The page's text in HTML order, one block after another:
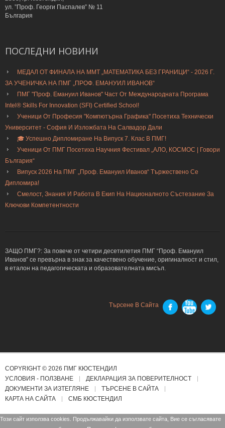
ул. ”Проф. Георги Паспалев” № 11
България
ПОСЛЕДНИ НОВИНИ
МЕДАЛ ОТ ФИНАЛА НА ММТ „МАТЕМАТИКА БЕЗ ГРАНИЦИ“ - 2026 Г.
ЗА УЧЕНИЧКА НА ПМГ „ПРОФ. ЕМАНУИЛ ИВАНОВ“
ПМГ "Проф. Емануил Иванов" Част От Международната Програма
Intel® Skills For Innovation (SFI) Certified School!
Ученици От Професия "Компютърна Графика" Посетиха Технически
Университет - София И Изложбата На Салвадор Дали
🎓 Успешно Дипломиране На Випуск 7. Клас В ПМГ!
Ученици От ПМГ Посетиха Научния Фестивал „АЛО, КОСМОС | Говори
България“
Випуск 2026 На ПМГ „Проф. Емануил Иванов“ Тържествено Се
Дипломира!
Смелост, Знания И Работа В Екип На Националното Състезание За
Ключови Компетентности
ЗАЩО ПМГ?: За повече от четири десетилетия ПМГ “Проф. Емануил
Иванов” се превърна в знак за качествено обучение, оригиналност и стил,
в еталон на педагогическата и образователната мисъл.
Търсене В Сайта
COPYRIGHT © 2026 ПМГ КЮСТЕНДИЛ
УСЛОВИЯ - ПОЛЗВАНЕ
ДЕКЛАРАЦИЯ ЗА ПОВЕРИТЕЛНОСТ
ДОКУМЕНТИ ЗА ИЗТЕГЛЯНЕ
ТЪРСЕНЕ В САЙТА
КАРТА НА САЙТА
СМБ КЮСТЕНДИЛ
Този сайт използва cookies. Продължавайки да използвате сайта, Вие се съгласявате